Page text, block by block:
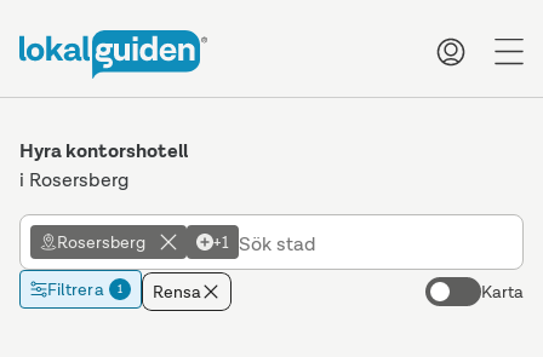
Hyra kontorshotell
i Rosersberg
Rosersberg +1
Filtrera 1 Rensa Karta